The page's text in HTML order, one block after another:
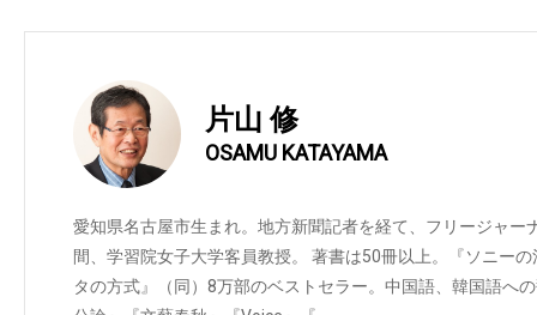
片山 修
OSAMU KATAYAMA
愛知県名古屋市生まれ。地方新聞記者を経て、フリージャ
間、学習院女子大学客員教授。 著書は50冊以上。『ソニー
タの方式』（同）8万部のベストセラー。中国語、韓国語へ